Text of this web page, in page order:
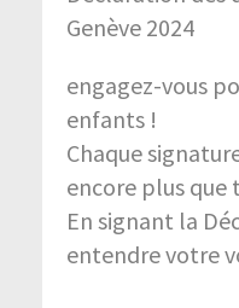
Genève 2024
engagez-vous
enfants !
Chaque
encore plus que
En signant la
entendre votre